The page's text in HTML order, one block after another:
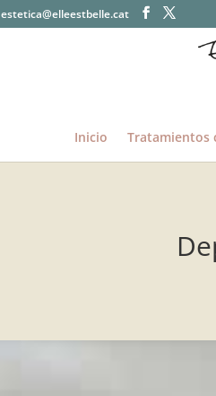
estetica@elleestbelle.cat
Inicio Tratamientos